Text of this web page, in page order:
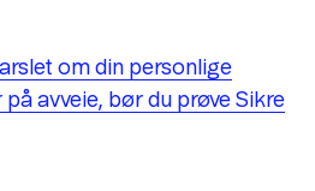
om din personlige
avveie, bør du prøve Sikre